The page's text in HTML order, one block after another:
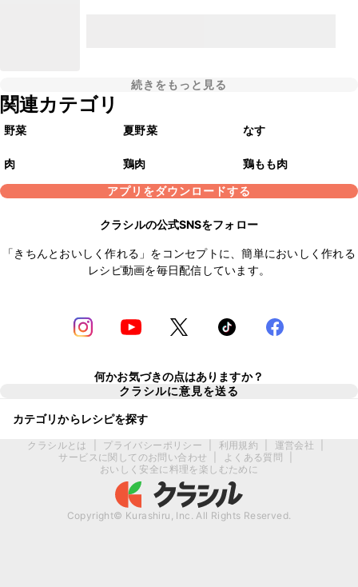
続きをもっと見る
関連カテゴリ
野菜 夏野菜 なす
肉 鶏肉
鶏もも肉
アプリをダウンロードする
クラシルの公式SNSをフォロー
「きちんとおいしく作れる」をコンセプトに、簡単においしく作れる
レシピ動画を毎日配信しています。
何かお気づきの点はありますか？
クラシルに意見を送る
カテゴリからレシピを探す
クラシルとは プライバシーポリシー 利用規約 運営会社
サービスに関してのお問い合わせ
よくある質問
おいしく安全に料理を楽しむために
Copyright© Kurashiru, Inc. All Rights Reserved.